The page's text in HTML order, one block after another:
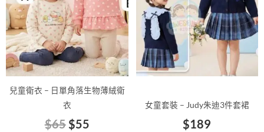
兒童衛衣 – 日單角落生物薄絨衛
衣
$65$55
款
式。
可
產
頁
面
選
女童套裝 – Judy朱迪3件套裙
$189
款
式。
可
面
選